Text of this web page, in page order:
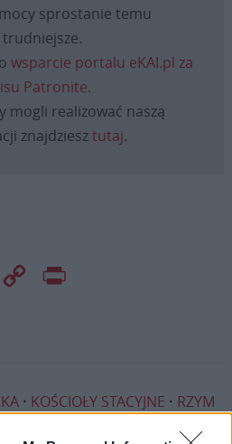
sprostanie temu
wsparcie portalu eKAI.pl za
Patronite.
mogli realizować naszą
znajdziesztutaj.
Email
Copy
KOŚCIOŁY STACYJNE
RZYM